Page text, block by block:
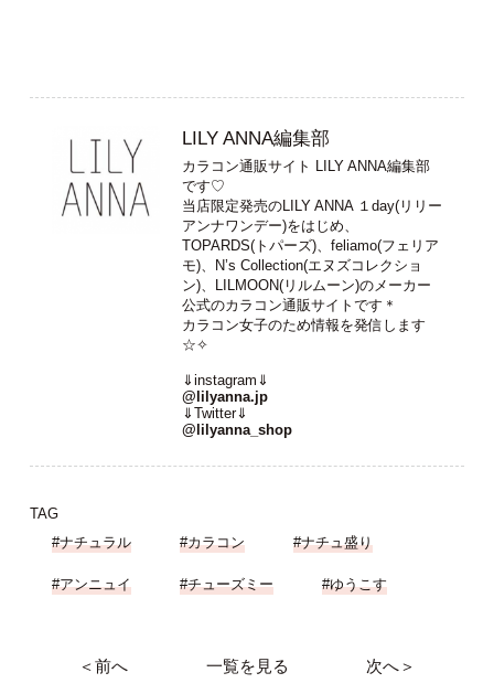
LILY ANNA編集部
カラコン通販サイト LILY ANNA編集部
です♡
当店限定発売のLILY ANNA １day(リリー
アンナワンデー)をはじめ、
TOPARDS(トパーズ)、feliamo(フェリア
モ)、N’s Collection(エヌズコレクショ
ン)、LILMOON(リルムーン)のメーカー
公式のカラコン通販サイトです＊
カラコン女子のため情報を発信します
☆✧
⇓instagram⇓
@lilyanna.jp
⇓Twitter⇓
@lilyanna_shop
TAG
#ナチュラル
#カラコン #ナチュ盛り
#アンニュイ #チューズミー #ゆうこす
＜前へ 一覧を見る 次へ＞